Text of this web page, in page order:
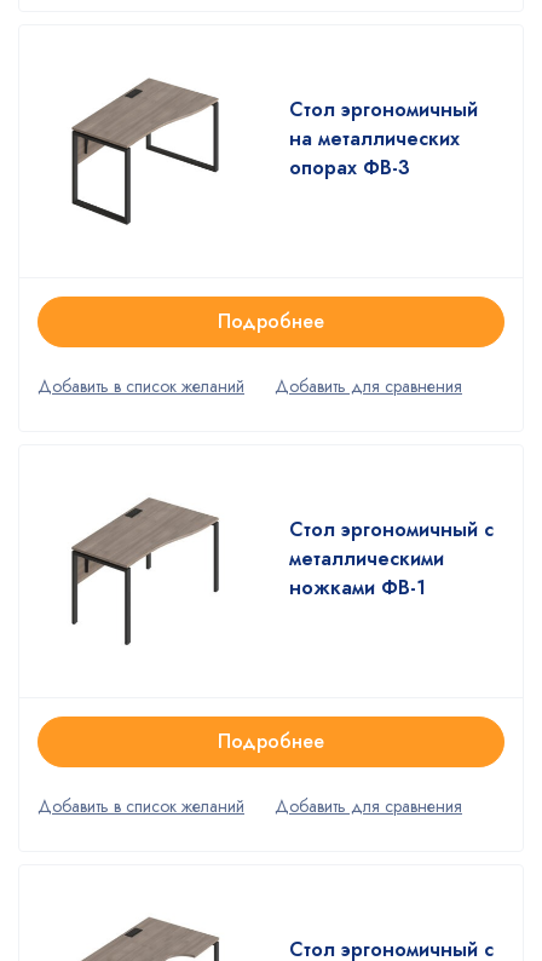
Стол эргономичный
на металлических
опорах ФВ-3
Подробнее
Стол эргономичный с
металлическими
ножками ФВ-1
Подробнее
Стол эргономичный с